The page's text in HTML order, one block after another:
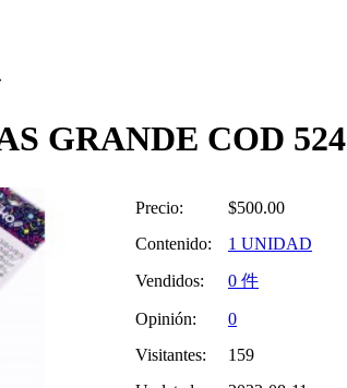
GRANDE COD 524
Precio: $500.00
Contenido:
1 UNIDAD
Vendidos:
0 件
Opinión:
0
Visitantes:
159